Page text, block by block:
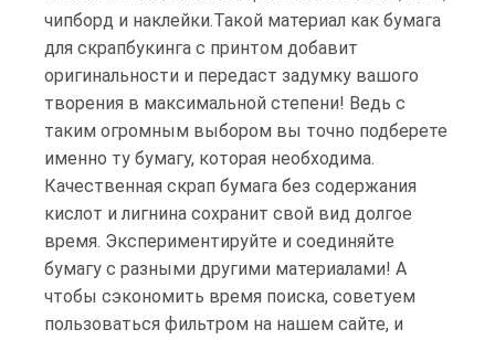
чипборд и наклейки.Такой материал как бумага
для скрапбукинга с принтом добавит
оригинальности и передаст задумку вашого
творения в максимальной степени! Ведь с
таким огромным выбором вы точно подберете
именно ту бумагу, которая необходима.
Качественная скрап бумага без содержания
кислот и лигнина сохранит свой вид долгое
время. Экспериментируйте и соединяйте
бумагу с разными другими материалами! А
чтобы сэкономить время поиска, советуем
пользоваться фильтром на нашем сайте, и